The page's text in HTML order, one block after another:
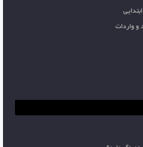
و واردات